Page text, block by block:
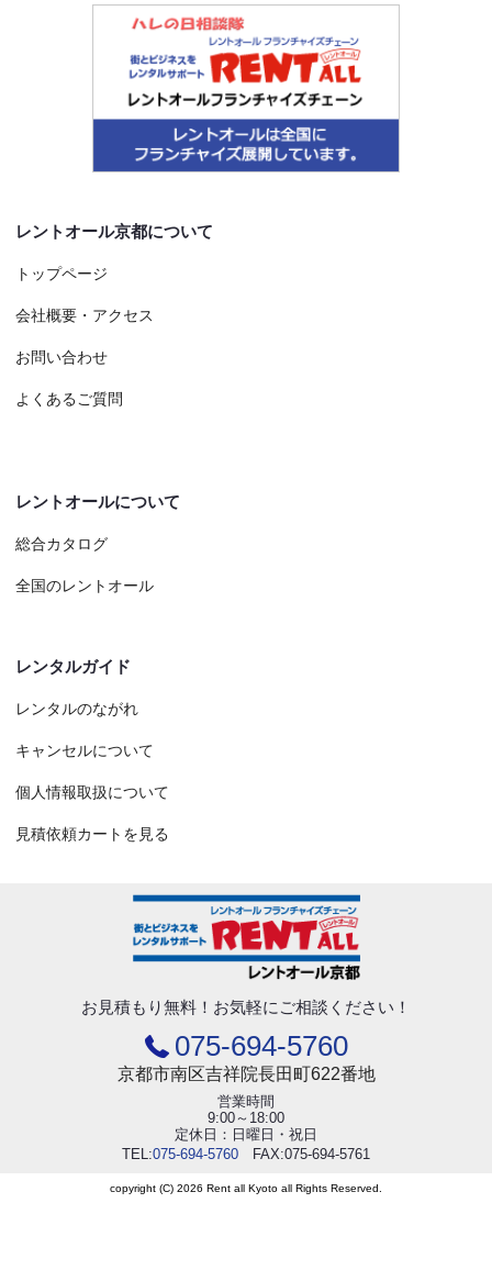
レントオール京都について
トップページ
会社概要・アクセス
お問い合わせ
よくあるご質問
レントオールについて
総合カタログ
全国のレントオール
レンタルガイド
レンタルのながれ
キャンセルについて
個人情報取扱について
見積依頼カートを見る
お見積もり無料！ お気軽にご相談ください！
075-694-5760
京都市南区吉祥院長田町622番地
営業時間
9:00～18:00
定休日：日曜日・祝日
TEL:075-694-5760 FAX:075-694-5761
copyright (C) 2026 Rent all Kyoto all Rights Reserved.